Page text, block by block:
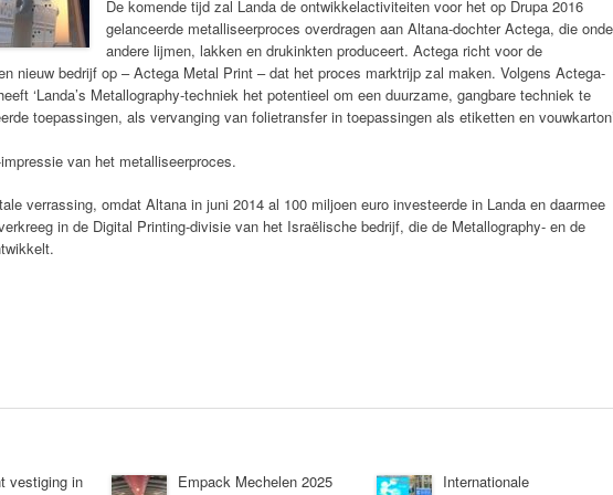
De komende tijd zal Landa de ontwikkelactiviteiten voor het op Drupa 2016
gelanceerde metalliseerproces overdragen aan Altana-dochter Actega, die
andere lijmen, lakken en drukinkten produceert. Actega richt voor de
nieuw bedrijf op – Actega Metal Print – dat het proces marktrijp zal maken. Volgens Actega-
‘Landa’s Metallography-techniek het potentieel om een duurzame, gangbare techniek te
toepassingen, als vervanging van folietransfer in toepassingen als etiketten en
van het metalliseerproces.
verrassing, omdat Altana in juni 2014 al 100 miljoen euro investeerde in Landa en daarmee
in de Digital Printing-divisie van het Israëlische bedrijf, die de Metallography- en de
vestiging in
Empack Mechelen 2025
Internationale